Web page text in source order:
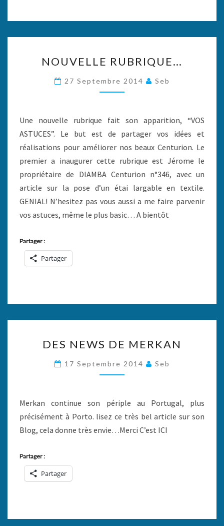
RUBRIQUE…
NOUVELLE RUBRIQUE…
27 Septembre 2014 Seb
Une nouvelle rubrique fait son apparition, “VOS
ASTUCES”. Le but est de partager vos idées et
réalisations pour améliorer nos beaux Centurion. Le
premier a inaugurer cette rubrique est Jérome le
propriétaire de DIAMBA Centurion n°346, avec un
article sur la pose d’un étai largable en textile.
GENIAL! N’hesitez pas vous aussi a me faire parvenir
vos astuces, même le plus basic… A bientôt
Partager :
Partager
NEWS
DE
MERKAN
DES NEWS DE MERKAN
17 Septembre 2014 Seb
Merkan continue son périple au Portugal, plus
précisément à Porto. lisez ce très bel article sur son
Blog, cela donne très envie…Merci C’est ICI
Partager :
Partager